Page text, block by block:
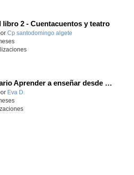
libro 2 - Cuentacuentos y teatro
Cp santodomingo algete
Seminario Aprender a enseñar desde el Teatro, la música y la alegría
educativo.
Eva D.